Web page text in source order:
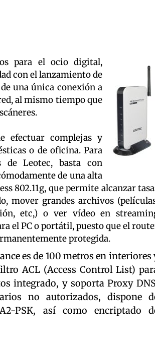
para el ocio digital,
con el lanzamiento de
una única conexión a
al mismo tiempo que
efectuar complejas y
o de oficina. Para
Leotec, basta con
de una alta
802.11g, que permite alcanzar
mover grandes archivos
etc,) o ver vídeo en
el PC o portátil, puesto que el
protegida.
es de 100 metros en interiores
ACL (Access Control List)
integrado, y soporta Proxy
no autorizados, dispone
PSK, así como encriptado